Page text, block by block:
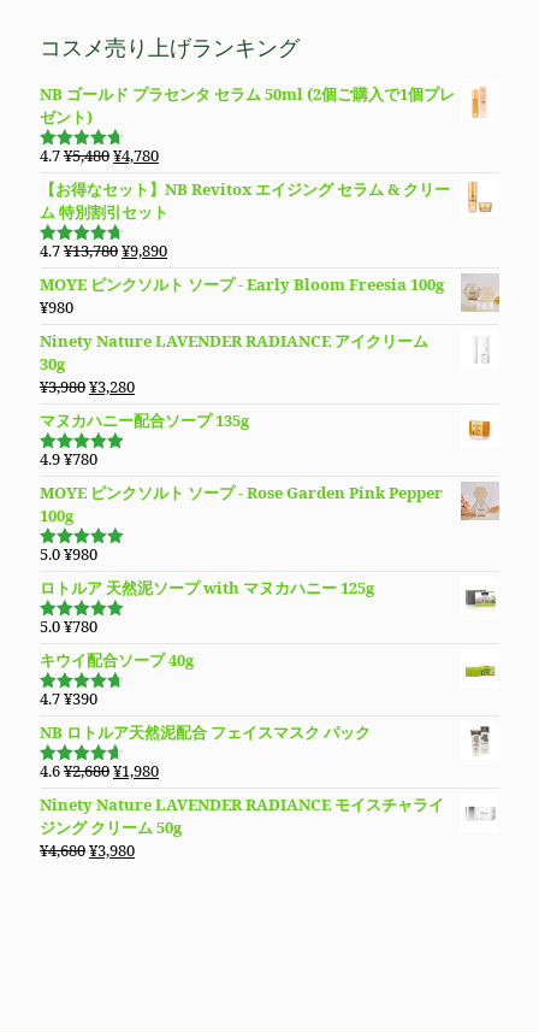
し
で
格
¥5,480
し
た。
価
は
す。
コスメ売り上げランキング
NB ゴールド プラセンタ セラム 50ml (2個ご購入で1個プレ
ゼント)
5段階で
価
4.7¥5,480元
価
格
は
で
た。
¥4,780現
の
価
格
¥4,780
す。
【お得なセット】NB Revitox エイジング セラム & クリー
ム 特別割引セット
5段階で
価
4.7¥13,780元
価
は
で
し
た。
¥9,890現
の
格
で
す。
MOYE ピンクソルト ソープ - Early Bloom Freesia 100g
¥980
Ninety Nature LAVENDER RADIANCE アイクリーム
30g
¥3,980元
価
格
¥3,980
で
し
¥3,280現
在
の
は
マヌカハニー配合ソープ 135g
5段階で
価
4.9¥780
MOYE ピンクソルト ソープ - Rose Garden Pink Pepper
100g
5段階で
5.0¥980
ロトルア 天然泥ソープ with マヌカハニー 125g
5段階で
5.0¥780
キウイ配合ソープ 40g
5段階で
価
4.7¥390
NB ロトルア天然泥配合 フェイスマスク パック
5段階で
価
4.6¥2,680元
価
格
は
¥1,980現
の
価
Ninety Nature LAVENDER RADIANCE モイスチャライ
ジング クリーム 50g
¥4,680元
¥3,980現